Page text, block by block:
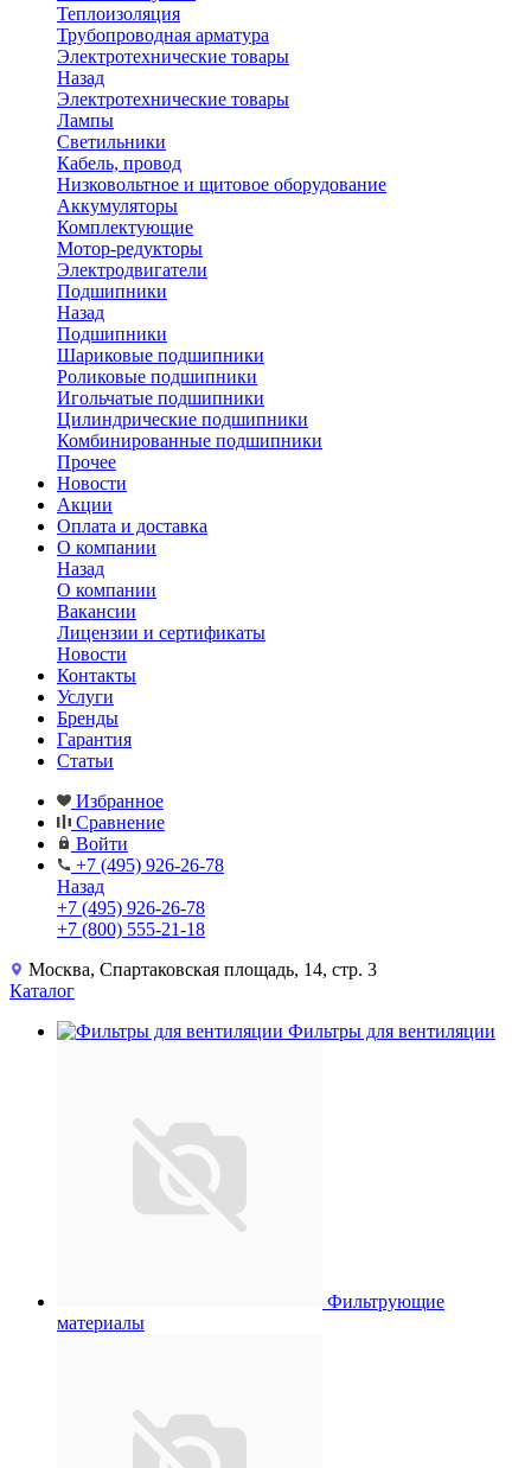
Теплоизоляция
Трубопроводная арматура
Электротехнические товары
Назад
Электротехнические товары
Лампы
Светильники
Кабель, провод
Низковольтное и щитовое оборудование
Аккумуляторы
Комплектующие
Мотор-редукторы
Электродвигатели
Подшипники
Назад
Подшипники
Шариковые подшипники
Роликовые подшипники
Игольчатые подшипники
Цилиндрические подшипники
Комбинированные подшипники
Прочее
Новости
Акции
Оплата и доставка
О компании
Назад
О компании
Вакансии
Лицензии и сертификаты
Новости
Контакты
Услуги
Бренды
Гарантия
Статьи
Избранное
Сравнение
Войти
+7 (495) 926-26-78
Назад
+7 (495) 926-26-78
+7 (800) 555-21-18
Москва, Спартаковская площадь, 14, стр. 3
Каталог
Фильтры для вентиляции
Фильтрующие
материалы